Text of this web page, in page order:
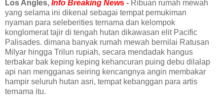
Los Angles, Info Breaking News - Ribuan rumah mewah
yang selama ini dikenal sebagai tempat pemukiman
nyaman para seleberities ternama dan kelompok
konglomerat tajir di tengah hutan dikawasan elit Pacific
Palisades. dimana banyak rumah mewah bernilai Ratusan
Milyar hingga Trilun rupiah, secara mendadak hangus
terbakar bak keping keping kehancuran puing debu dilalap
api nan mengganas seiring kencangnya angin membakar
hampir seluruh hutan asri, tempat kebanggan para artis
ternama itu.